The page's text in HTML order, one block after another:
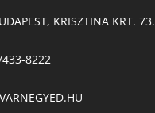
KRISZTINA KRT. 73.
8222